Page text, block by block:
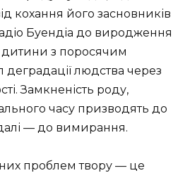
кохання його засновників
Буендіа до виродження
з поросячим
людства через
Замкненість роду,
часу призводять до
— до вимирання.
проблем твору — це